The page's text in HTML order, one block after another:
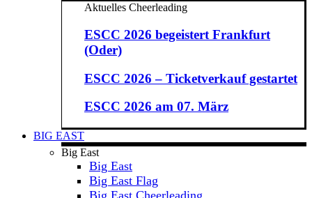
Aktuelles Cheerleading
ESCC 2026 begeistert Frankfurt
(Oder)
ESCC 2026 – Ticketverkauf gestartet
ESCC 2026 am 07. März
BIG EAST
Big East
Big East
Big East Flag
Big East Cheerleading